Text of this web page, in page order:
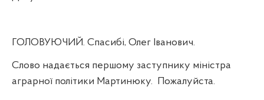
ГОЛОВУЮЧИЙ. Спасибі, Олег Іванович.
Слово надається першому заступнику міністра
аграрної політики Мартинюку.
Пожалуйста.